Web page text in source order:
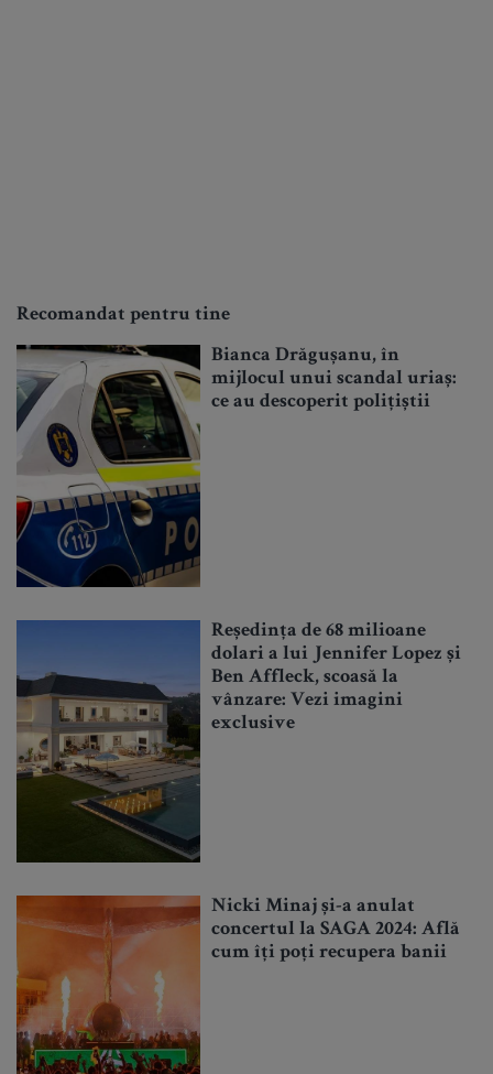
Recomandat pentru tine
Bianca Drăgușanu, în
mijlocul unui scandal uriaș:
ce au descoperit polițiștii
Reședința de 68 milioane
dolari a lui Jennifer Lopez și
Ben Affleck, scoasă la
vânzare: Vezi imagini
exclusive
Nicki Minaj și-a anulat
concertul la SAGA 2024: Află
cum îți poți recupera banii